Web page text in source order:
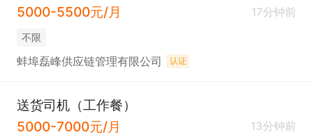
5000-5500元/月
17分钟前
不限
蚌埠磊峰供应链管理有限公司 认证
送货司机（工作餐）
5000-7000元/月
13分钟前